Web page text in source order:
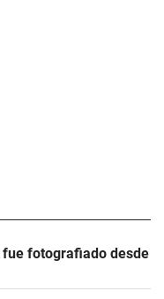
fotografiado desde